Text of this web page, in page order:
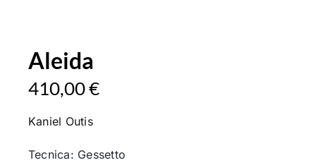
Aleida
410,00€
Kaniel Outis
Tecnica: Gessetto